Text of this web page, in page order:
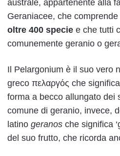
australe, appartenente alla
Geraniacee, che
oltre 400 specie e che tutti
comunemente geranio o
Il Pelargonium è il suo vero
greco πελαργός che
forma a becco allungato dei
comune di geranio, invece,
latino geranos che significa
del suo frutto, che ricorda